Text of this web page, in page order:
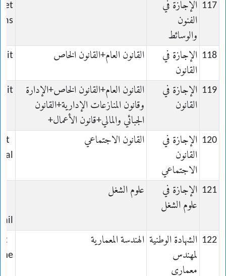
117 الإجازة في
الفنون
والوسائط
et
118 الإجازة في
القانون
القانون العام+القانون الخاص
119 الإجازة في
القانون
القانون العام+القانون الخاص+الإدارة
وقانون المنازعات الإدارية+القانون
الجبائي والمالي+قانون الأعمال+
120 الإجازة في
القانون
الاجتماعي
القانون الاجتماعي
121 الإجازة في
علوم الشغل
علوم الشغل
122 الشهادة الوطنية
لمهندس
معماري
الهندسة المعمارية